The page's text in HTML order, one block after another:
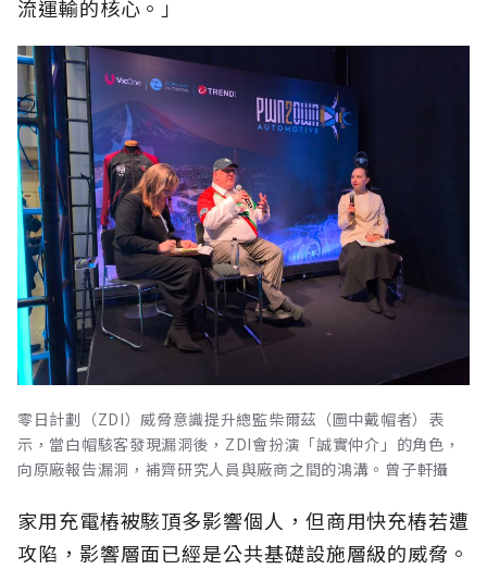
流運輸的核心。」
零日計劃（ZDI）威脅意識提升總監柴爾茲（圖中戴帽者）表
示，當白帽駭客發現漏洞後，ZDI會扮演「誠實仲介」的角色，
向原廠報告漏洞，補齊研究人員與廠商之間的鴻溝。曾子軒攝
家用充電樁被駭頂多影響個人，但商用快充樁若遭
攻陷，影響層面已經是公共基礎設施層級的威脅。